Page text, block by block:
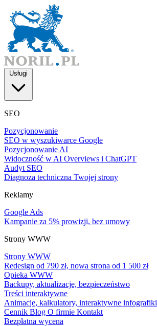
Usługi
SEO
Pozycjonowanie
SEO w wyszukiwarce Google
Pozycjonowanie AI
Widoczność w AI Overviews i ChatGPT
Audyt SEO
Diagnoza techniczna Twojej strony
Reklamy
Google Ads
Kampanie za 5% prowizji, bez umowy
Strony WWW
Strony WWW
Redesign od 790 zł, nowa strona od 1 500 zł
Opieka WWW
Backupy, aktualizacje, bezpieczeństwo
Treści interaktywne
Animacje, kalkulatory, interaktywne infografiki
Cennik Blog O firmie Kontakt
Bezpłatna wycena